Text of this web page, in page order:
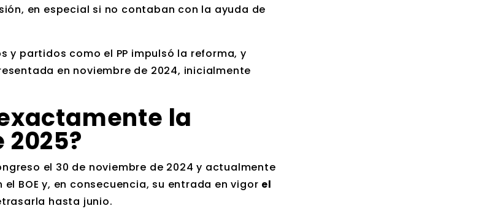
en especial si no contaban con la ayuda de
partidos como el PP impulsó la reforma, y
en noviembre de 2024, inicialmente
la
el 30 de noviembre de 2024 y actualmente
BOE y, en consecuencia, su entrada en vigor el
hasta junio.